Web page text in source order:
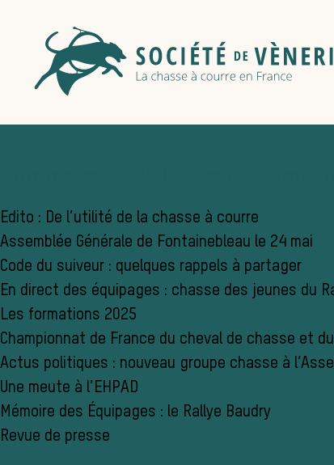
Edito : De l’utilité de la chasse à courre
Assemblée Générale de Fontainebleau le 24 mai
Code du suiveur : quelques rappels à partager
En direct des équipages : chasse des jeunes du
Les formations 2025
Championnat de France du cheval de chasse et
Actus politiques : nouveau groupe chasse à
Une meute à l’EHPAD
Mémoire des Équipages : le Rallye Baudry
Revue de presse